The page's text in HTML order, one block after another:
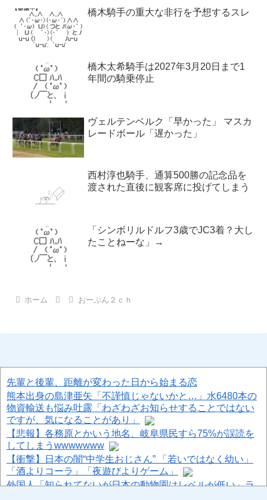
橋木騎手の重大な非行を予想するスレ
橋木太希騎手は2027年3月20日まで1
年間の騎乗停止
ヴェルテンベルク「早かった」 マスカ
レードボール「遅かった」
西村淳也騎手、通算500勝の記念品を
渡された直後に観客席に投げてしまう
「シンボリルドルフ3歳でJC3着？大し
たことねーな」→
ホーム おーぷん２ｃｈ
先輩と後輩、距離が変わった日から始まる恋
熊本出身の島津亜矢「不謹慎じゃないかと…」水6480本の
物資輸送も悩み吐露「わざわざお知らせすることではない
ですが、気になることがあり」
【悲報】各務原とかいう地名、岐阜県民すら75%が誤読を
してしまうwwwwwww
【衝撃】日本の闇“中学生おじさん” 「若いではなく幼い」
「酒よりコーラ」「夜遊びよりゲーム」
外国人「知られてないが日本の動物園はレベルが低い」ラ